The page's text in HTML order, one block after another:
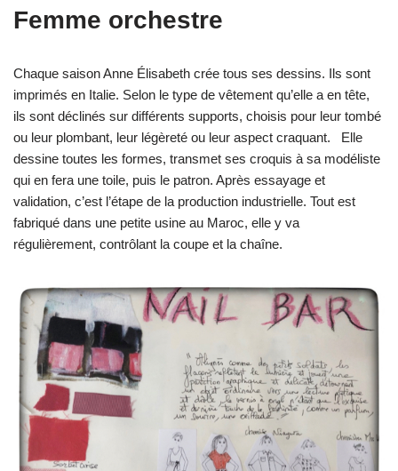
Femme orchestre
Chaque saison Anne Élisabeth crée tous ses dessins. Ils sont
imprimés en Italie. Selon le type de vêtement qu’elle a en tête,
ils sont déclinés sur différents supports, choisis pour leur tombé
ou leur plombant, leur légèreté ou leur aspect craquant. Elle
dessine toutes les formes, transmet ses croquis à sa modéliste
qui en fera une toile, puis le patron. Après essayage et
validation, c’est l’étape de la production industrielle. Tout est
fabriqué dans une petite usine au Maroc, elle y va
régulièrement, contrôlant la coupe et la chaîne.